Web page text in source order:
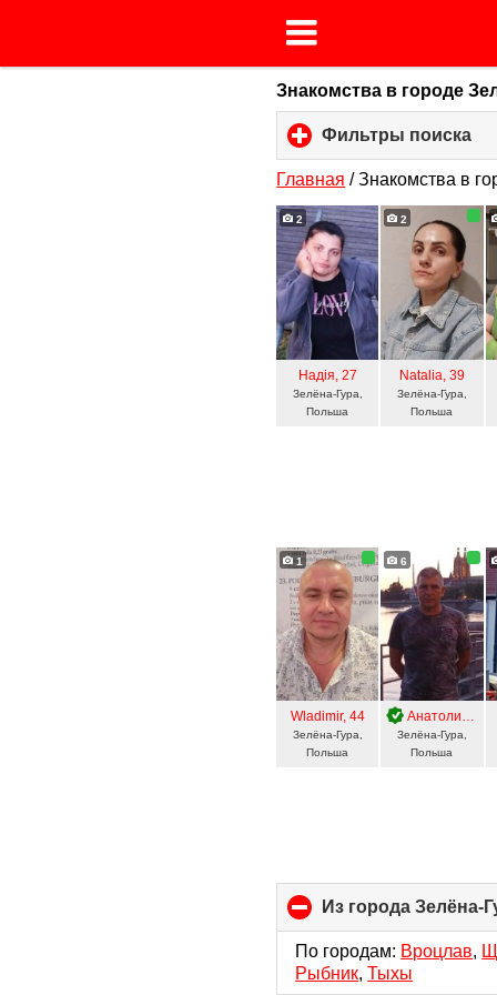
Знакомства в городе
Фильтры поиска
to
Главная /Знакомства в
2
Надія , 27
Зелёна-Гура,
Польша
2
Natalia , 39
Зелёна-Гура,
Польша
1
Wladimir, 44
Зелёна-Гура,
Польша
6
Анатолий , 50
Зелёна-Гура,
Польша
Из города Зелёна-
По городам: Вроцлав,
Рыбник,Тыхы